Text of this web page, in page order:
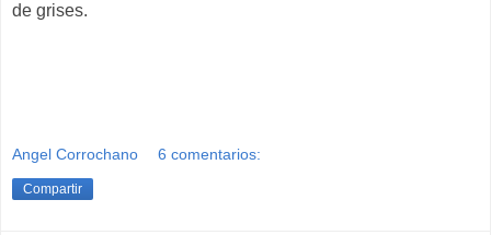
de grises.
Angel Corrochano 6 comentarios:
Compartir